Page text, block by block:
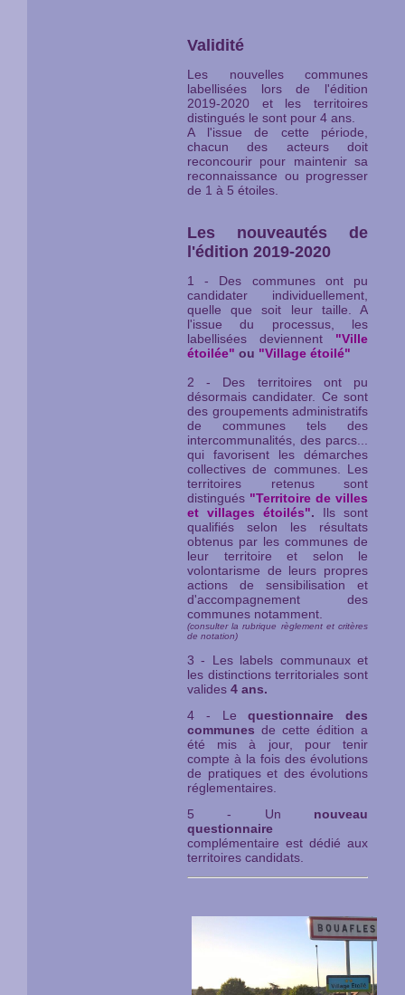
Validité
Les nouvelles communes
labellisées lors de l'édition
2019-2020 et les territoires
distingués le sont pour 4 ans.
A l'issue de cette période,
chacun des acteurs doit
reconcourir pour maintenir sa
reconnaissance ou progresser
de 1 à 5 étoiles.
Les nouveautés de
l'édition 2019-2020
1 - Des communes ont pu
candidater individuellement,
quelle que soit leur taille. A
l'issue du processus, les
labellisées deviennent "Ville
étoilée" ou "Village étoilé"
2 - Des territoires ont pu
désormais candidater. Ce sont
des groupements administratifs
de communes tels des
intercommunalités, des parcs...
qui favorisent les démarches
collectives de communes. Les
territoires retenus sont
distingués "Territoire de villes
et villages étoilés". Ils sont
qualifiés selon les résultats
obtenus par les communes de
leur territoire et selon le
volontarisme de leurs propres
actions de sensibilisation et
d'accompagnement des
communes notamment.
(consulter la rubrique règlement et critères
de notation)
3 - Les labels communaux et
les distinctions territoriales sont
valides 4 ans.
4 - Lequestionnaire des
communes de cette édition a
été mis à jour, pour tenir
compte à la fois des évolutions
de pratiques et des évolutions
réglementaires.
5 - Un nouveau
questionnaire
complémentaire est dédié aux
territoires candidats.